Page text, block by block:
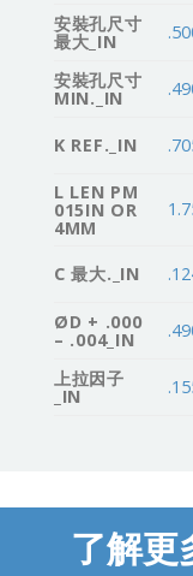
安裝孔尺寸
最大_IN
安裝孔尺寸
MIN._IN
K REF._IN
L LEN PM
015IN OR
4MM
C 最大._IN
ØD + .000
– .004_IN
上拉因子
_IN
了解更